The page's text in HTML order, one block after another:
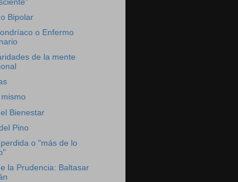
Bipolar
o Enfermo
de la mente
Bienestar
Pino
perdida o "más de lo
la Prudencia: Baltasar